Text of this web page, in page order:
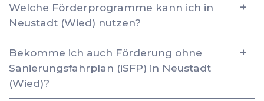
Welche Förderprogramme kann ich in
Neustadt (Wied) nutzen?
Bekomme ich auch Förderung ohne
Sanierungsfahrplan (iSFP) in Neustadt
(Wied)?